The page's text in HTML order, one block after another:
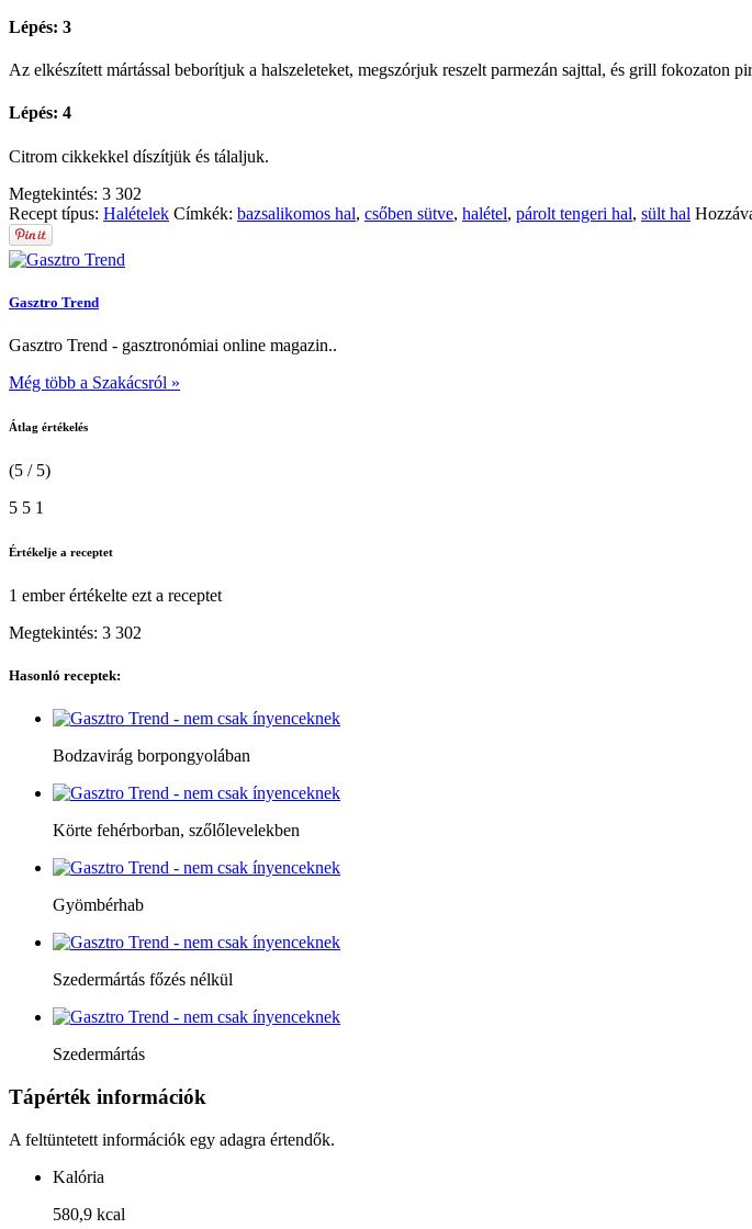
Lépés: 3
Az elkészített mártással beborítjuk a halszeleteket, megszórjuk reszelt parmezán sajttal, és grill fokozaton
Lépés: 4
Citrom cikkekkel díszítjük és tálaljuk.
Megtekintés: 3 302
Recept típus: Halételek Címkék: bazsalikomos hal, csőben sütve, halétel, párolt tengeri hal, sült hal
Gasztro Trend
Gasztro Trend - gasztronómiai online magazin..
Még több a Szakácsról »
Átlag értékelés
(5 / 5)
5 5 1
Értékelje a receptet
1 emberértékelte ezt a receptet
Megtekintés: 3 302
Hasonló receptek:
Bodzavirág borpongyolában
Körte fehérborban, szőlőlevelekben
Gyömbérhab
Szedermártás főzés nélkül
Szedermártás
Tápérték információk
A feltüntetett információk egy adagra értendők.
Kalória
580,9 kcal